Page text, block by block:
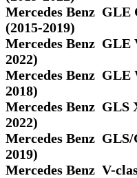
Mercedes Benz GLE
(2015-2019)
Mercedes Benz GLE
2022)
Mercedes Benz GLE
2018)
Mercedes Benz GLS
2022)
Mercedes Benz GLS/
2019)
Mercedes Benz V-